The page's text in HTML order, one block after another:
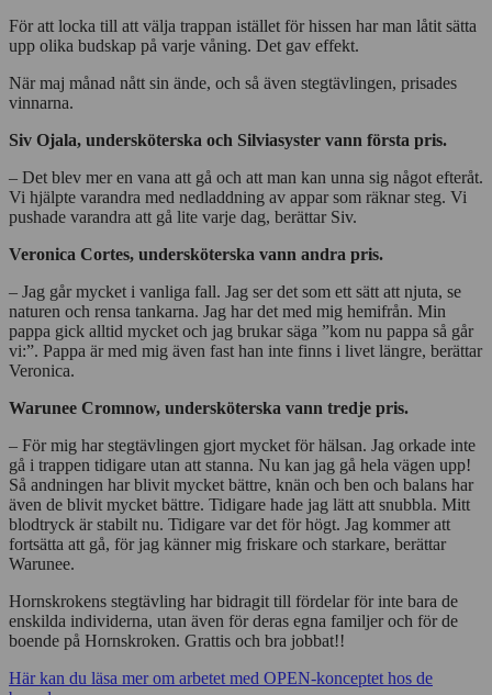
För att locka till att välja trappan istället för hissen har man låtit sätta
upp olika budskap på varje våning. Det gav effekt.
När maj månad nått sin ände, och så även stegtävlingen, prisades
vinnarna.
Siv Ojala, undersköterska och Silviasyster vann första pris.
– Det blev mer en vana att gå och att man kan unna sig något efteråt.
Vi hjälpte varandra med nedladdning av appar som räknar steg. Vi
pushade varandra att gå lite varje dag, berättar Siv.
Veronica Cortes, undersköterska vann andra pris.
– Jag går mycket i vanliga fall. Jag ser det som ett sätt att njuta, se
naturen och rensa tankarna. Jag har det med mig hemifrån. Min
pappa gick alltid mycket och jag brukar säga ”kom nu pappa så går
vi:”. Pappa är med mig även fast han inte finns i livet längre, berättar
Veronica.
Warunee Cromnow, undersköterska vann tredje pris.
– För mig har stegtävlingen gjort mycket för hälsan. Jag orkade inte
gå i trappen tidigare utan att stanna. Nu kan jag gå hela vägen upp!
Så andningen har blivit mycket bättre, knän och ben och balans har
även de blivit mycket bättre. Tidigare hade jag lätt att snubbla. Mitt
blodtryck är stabilt nu. Tidigare var det för högt. Jag kommer att
fortsätta att gå, för jag känner mig friskare och starkare, berättar
Warunee.
Hornskrokens stegtävling har bidragit till fördelar för inte bara de
enskilda individerna, utan även för deras egna familjer och för de
boende på Hornskroken. Grattis och bra jobbat!!
Här kan du läsa mer om arbetet med OPEN-konceptet hos de